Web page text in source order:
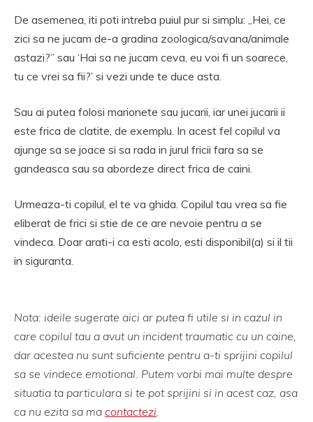
De asemenea, iti poti intreba puiul pur si simplu: „Hei, ce
zici sa ne jucam de-a gradina zoologica/savana/animale
astazi?” sau ‘Hai sa ne jucam ceva, eu voi fi un soarece,
tu ce vrei sa fii?’ si vezi unde te duce asta.
Sau ai putea folosi marionete sau jucarii, iar unei jucarii ii
este frica de clatite, de exemplu. In acest fel copilul va
ajunge sa se joace si sa rada in jurul fricii fara sa se
gandeasca sau sa abordeze direct frica de caini.
Urmeaza-ti copilul, el te va ghida. Copilul tau vrea sa fie
eliberat de frici si stie de ce are nevoie pentru a se
vindeca. Doar arati-i ca esti acolo, esti disponibil(a) si il tii
in siguranta.
Nota: ideile sugerate aici ar putea fi utile si in cazul in
care copilul tau a avut un incident traumatic cu un caine,
dar acestea nu sunt suficiente pentru a-ti sprijini copilul
sa se vindece emotional. Putem vorbi mai multe despre
situatia ta particulara si te pot sprijini si in acest caz, asa
ca nu ezita sa ma contactezi